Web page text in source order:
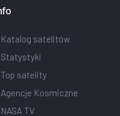
Katalog satelitów
Statystyki
Top satelity
Agencje Kosmiczne
NASA TV